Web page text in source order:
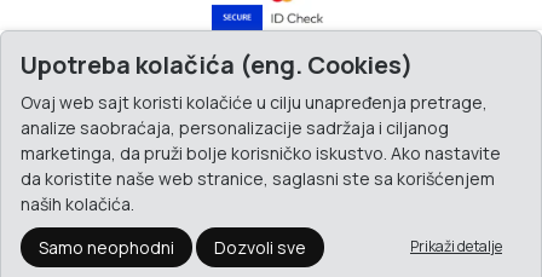
Upotreba kolačića (eng. Cookies)
Ovaj web sajt koristi kolačiće u cilju unapređenja pretrage,
analize saobraćaja, personalizacije sadržaja i ciljanog
marketinga, da pruži bolje korisničko iskustvo. Ako nastavite
da koristite naše web stranice, saglasni ste sa korišćenjem
naših kolačića.
Samo neophodni
Dozvoli sve Prikaži detalje